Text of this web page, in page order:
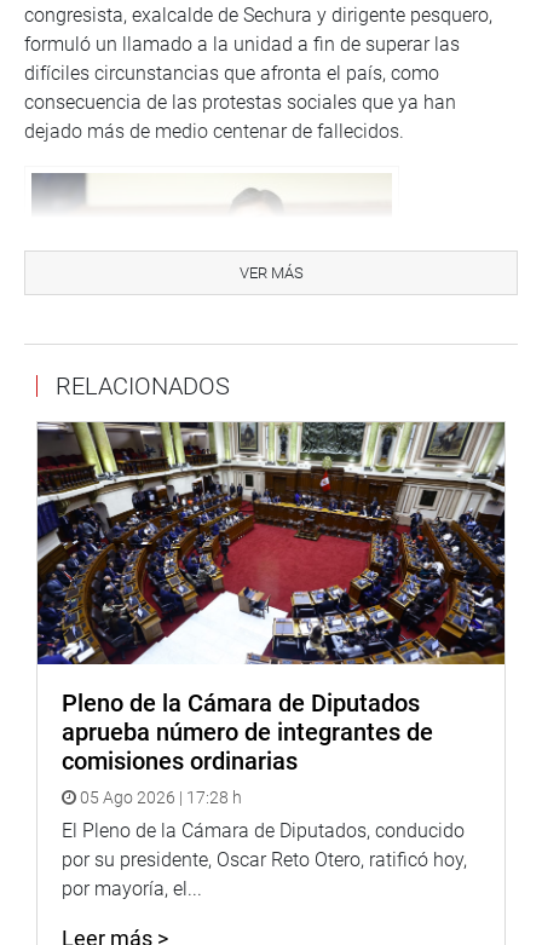
congresista, exalcalde de Sechura y dirigente pesquero,
formuló un llamado a la unidad a fin de superar las
difíciles circunstancias que afronta el país, como
consecuencia de las protestas sociales que ya han
dejado más de medio centenar de fallecidos.
Intervención del congresista José Bernardo Pazo Nunura en
el Pleno.
“En un momento tan difícil y sensible para el país, hago
un llamado a la clase política a flexibilizar posiciones y
llegar a acuerdos”, que permitan salir de la crisis, expresó
Pazo Nunura, al tiempo de formular un llamado a la
población a mantener la tranquilidad.
VER MÁS
RELACIONADOS
Pleno de la Cámara de Diputados
aprueba número de integrantes de
comisiones ordinarias
05 Ago 2026 | 17:28 h
El Pleno de la Cámara de Diputados, conducido
por su presidente, Oscar Reto Otero, ratificó hoy,
por mayoría, el...
Leer más >